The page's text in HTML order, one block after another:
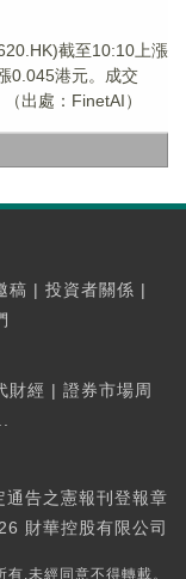
截至10:10上漲
0.045港元。成交
出處：FinetAI）
稿 | 投資者關係 |
財經 | 證券市場周
告之憲報刊登報章
財華控股有限公司
,未經同意不得轉載。